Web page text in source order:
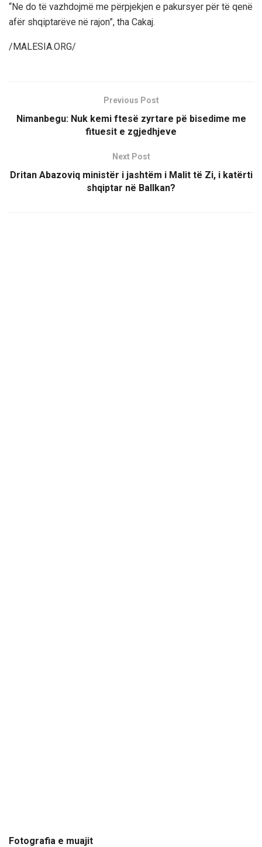
“Ne do të vazhdojmë me përpjekjen e pakursyer për të qenë
afër shqiptarëve në rajon”, tha Cakaj.
/MALESIA.ORG/
Previous Post
Nimanbegu: Nuk kemi ftesë zyrtare pë bisedime me
fituesit e zgjedhjeve
Next Post
Dritan Abazoviq ministër i jashtëm i Malit të Zi, i katërti
shqiptar në Ballkan?
Fotografia e muajit